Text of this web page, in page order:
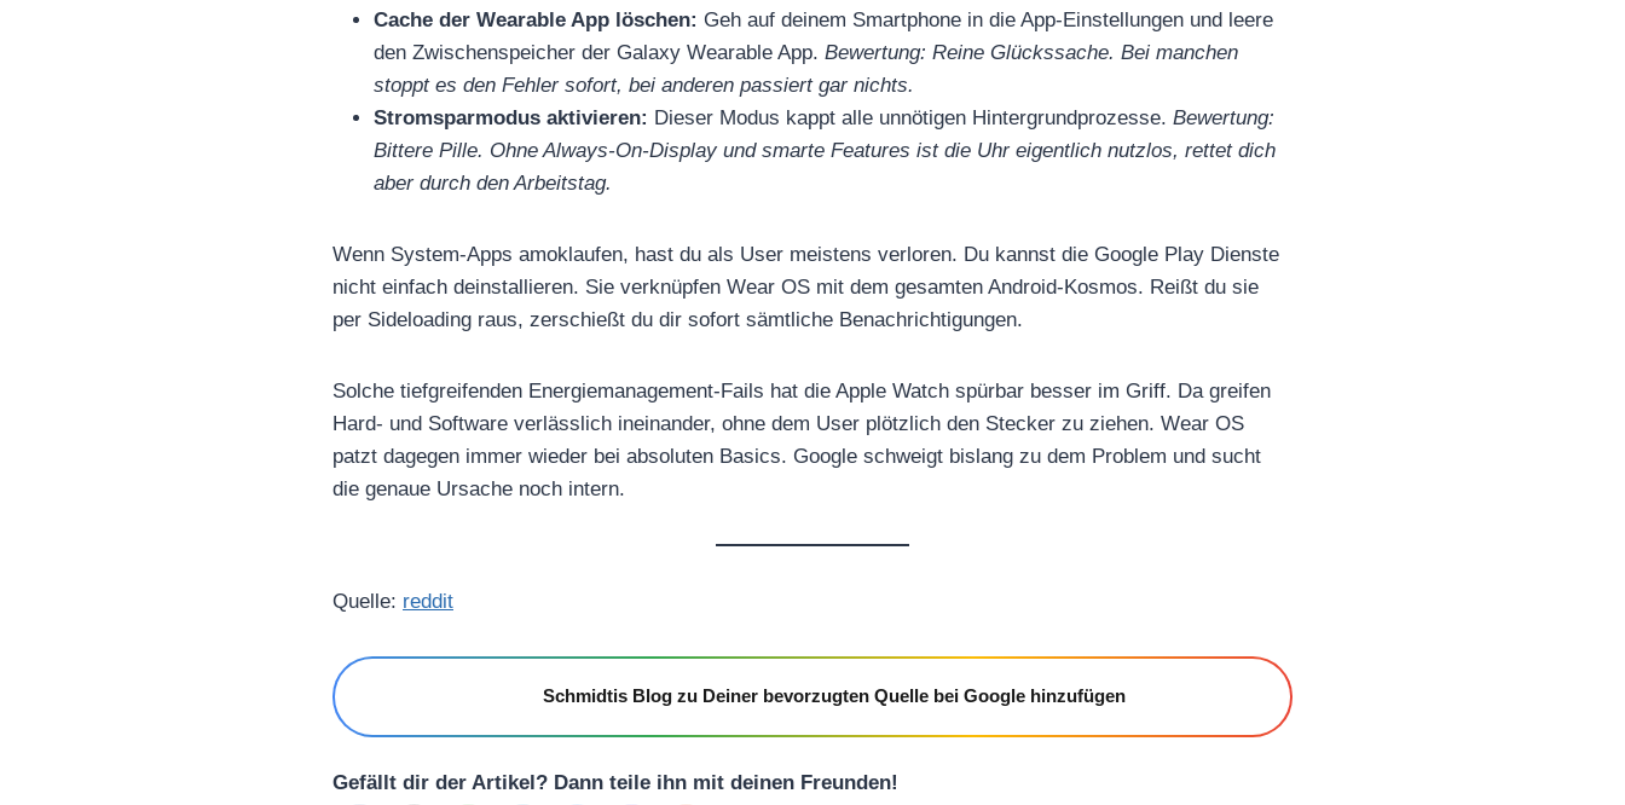
Cache der Wearable App löschen: Geh auf deinem Smartphone in die App-Einstellungen und leere
den Zwischenspeicher der Galaxy Wearable App. Bewertung: Reine Glückssache. Bei manchen
stoppt es den Fehler sofort, bei anderen passiert gar nichts.
Stromsparmodus aktivieren: Dieser Modus kappt alle unnötigen Hintergrundprozesse. Bewertung:
Bittere Pille. Ohne Always-On-Display und smarte Features ist die Uhr eigentlich nutzlos, rettet dich
aber durch den Arbeitstag.
Wenn System-Apps amoklaufen, hast du als User meistens verloren. Du kannst die Google Play Dienste
nicht einfach deinstallieren. Sie verknüpfen Wear OS mit dem gesamten Android-Kosmos. Reißt du sie
per Sideloading raus, zerschießt du dir sofort sämtliche Benachrichtigungen.
Solche tiefgreifenden Energiemanagement-Fails hat die Apple Watch spürbar besser im Griff. Da greifen
Hard- und Software verlässlich ineinander, ohne dem User plötzlich den Stecker zu ziehen. Wear OS
patzt dagegen immer wieder bei absoluten Basics. Google schweigt bislang zu dem Problem und sucht
die genaue Ursache noch intern.
Quelle: reddit
Schmidtis Blog zu Deiner bevorzugten Quelle bei Google hinzufügen
Gefällt dir der Artikel? Dann teile ihn mit deinen Freunden!